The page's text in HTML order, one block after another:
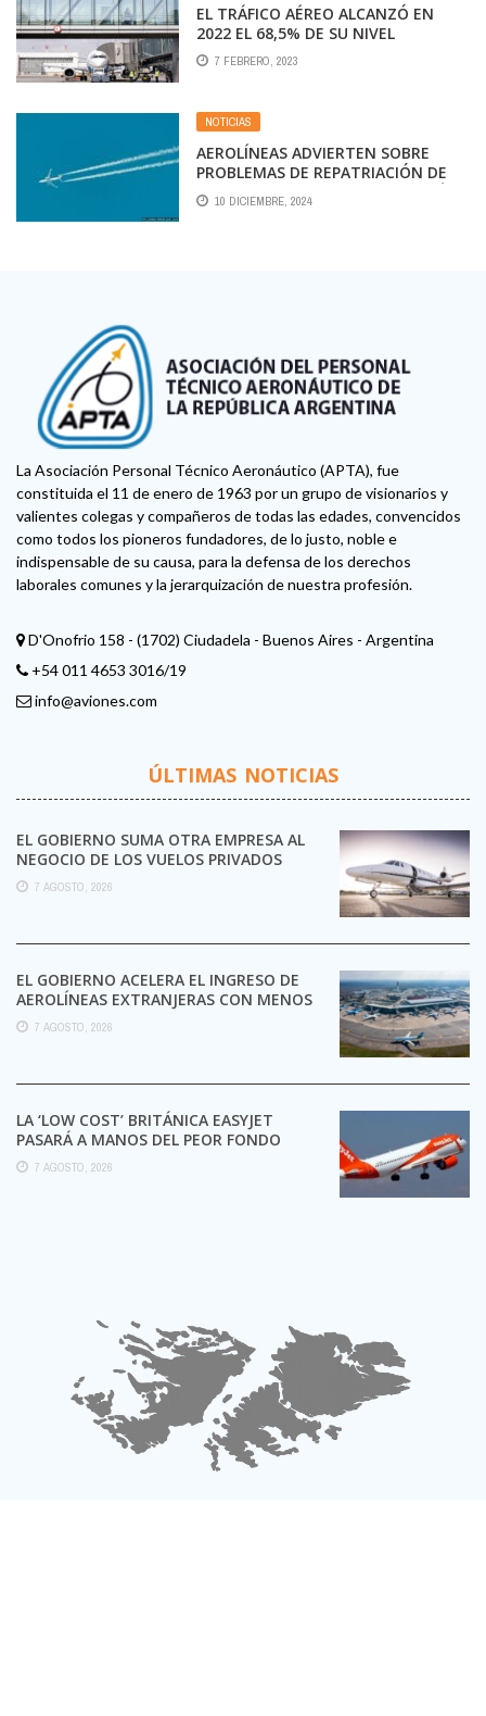
EL TRÁFICO AÉREO ALCANZÓ EN
2022 EL 68,5% DE SU NIVEL
ANTERIOR A LA PANDEMIA
7 FEBRERO, 2023
NOTICIAS
AEROLÍNEAS ADVIERTEN SOBRE
PROBLEMAS DE REPATRIACIÓN DE
FONDOS EN BOLIVIA Y OTROS PAÍSES
10 DICIEMBRE, 2024
La Asociación Personal Técnico Aeronáutico (APTA), fue
constituida el 11 de enero de 1963 por un grupo de visionarios y
valientes colegas y compañeros de todas las edades, convencidos
como todos los pioneros fundadores, de lo justo, noble e
indispensable de su causa, para la defensa de los derechos
laborales comunes y la jerarquización de nuestra profesión.
D'Onofrio 158 - (1702) Ciudadela - Buenos Aires - Argentina
+54 011 4653 3016/19
info@aviones.com
ÚLTIMAS NOTICIAS
EL GOBIERNO SUMA OTRA EMPRESA AL
NEGOCIO DE LOS VUELOS PRIVADOS
7 AGOSTO, 2026
EL GOBIERNO ACELERA EL INGRESO DE
AEROLÍNEAS EXTRANJERAS CON MENOS
TRÁMITES
7 AGOSTO, 2026
LA ‘LOW COST’ BRITÁNICA EASYJET
PASARÁ A MANOS DEL PEOR FONDO
POSIBLE:
7 AGOSTO, 2026